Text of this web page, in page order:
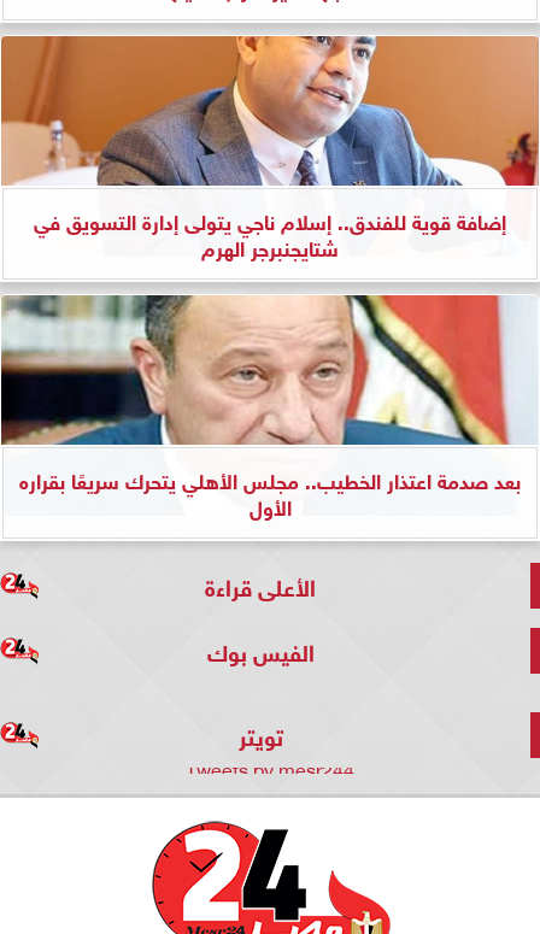
إضافة قوية للفندق.. إسلام ناجي يتولى إدارة التسويق في
شتايجنبرجر الهرم
بعد صدمة اعتذار الخطيب.. مجلس الأهلي يتحرك سريعًا بقراره
الأول
الأعلى قراءة
الفيس بوك
تويتر
Tweets by mesr244